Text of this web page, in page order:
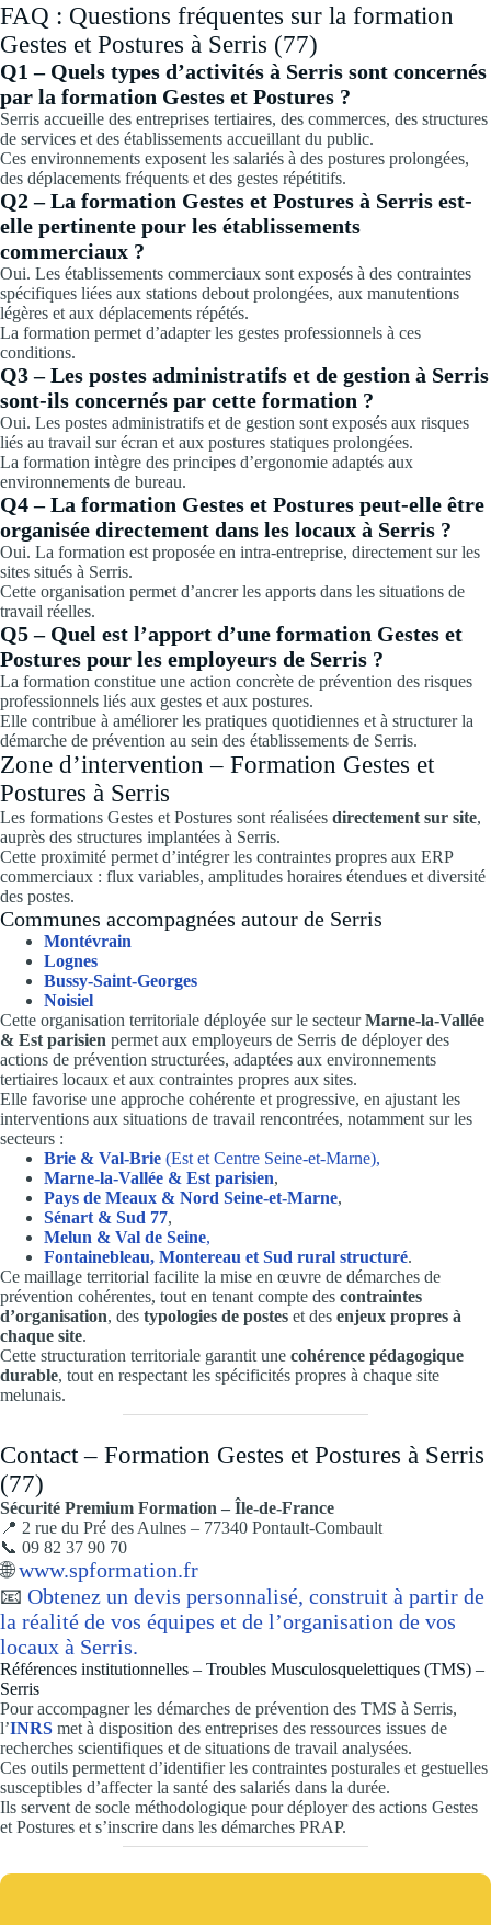
FAQ : Questions fréquentes sur la formation
Gestes et Postures à Serris (77)
Q1 – Quels types d’activités à Serris sont concernés
par la formation Gestes et Postures ?
Serris accueille des entreprises tertiaires, des commerces, des structures
de services et des établissements accueillant du public.
Ces environnements exposent les salariés à des postures prolongées,
des déplacements fréquents et des gestes répétitifs.
Q2 – La formation Gestes et Postures à Serris est-
elle pertinente pour les établissements
commerciaux ?
Oui. Les établissements commerciaux sont exposés à des contraintes
spécifiques liées aux stations debout prolongées, aux manutentions
légères et aux déplacements répétés.
La formation permet d’adapter les gestes professionnels à ces
conditions.
Q3 – Les postes administratifs et de gestion à Serris
sont-ils concernés par cette formation ?
Oui. Les postes administratifs et de gestion sont exposés aux risques
liés au travail sur écran et aux postures statiques prolongées.
La formation intègre des principes d’ergonomie adaptés aux
environnements de bureau.
Q4 – La formation Gestes et Postures peut-elle être
organisée directement dans les locaux à Serris ?
Oui. La formation est proposée en intra-entreprise, directement sur les
sites situés à Serris.
Cette organisation permet d’ancrer les apports dans les situations de
travail réelles.
Q5 – Quel est l’apport d’une formation Gestes et
Postures pour les employeurs de Serris ?
La formation constitue une action concrète de prévention des risques
professionnels liés aux gestes et aux postures.
Elle contribue à améliorer les pratiques quotidiennes et à structurer la
démarche de prévention au sein des établissements de Serris.
Zone d’intervention – Formation Gestes et
Postures à Serris
Les formations Gestes et Postures sont réalisées directement sur site,
auprès des structures implantées à Serris.
Cette proximité permet d’intégrer les contraintes propres aux ERP
commerciaux : flux variables, amplitudes horaires étendues et diversité
des postes.
Communes accompagnées autour de Serris
Montévrain
Lognes
Bussy-Saint-Georges
Noisiel
Cette organisation territoriale déployée sur le secteurMarne-la-Vallée
& Est parisien permet aux employeurs de Serris de déployer des
actions de prévention structurées, adaptées aux environnements
tertiaires locaux et aux contraintes propres aux sites.
Elle favorise une approche cohérente et progressive, en ajustant les
interventions aux situations de travail rencontrées, notamment sur les
secteurs :
Brie & Val-Brie (Est et Centre Seine-et-Marne),
Marne-la-Vallée & Est parisien,
Pays de Meaux & Nord Seine-et-Marne,
Sénart & Sud 77,
Melun & Val de Seine,
Fontainebleau, Montereau et Sud rural structuré.
Ce maillage territorial facilite la mise en œuvre de démarches de
prévention cohérentes, tout en tenant compte des contraintes
d’organisation, des typologies de postes et des enjeux propres à
chaque site.
Cette structuration territoriale garantit une cohérence pédagogique
durable, tout en respectant les spécificités propres à chaque site
melunais.
Contact – Formation Gestes et Postures à Serris
(77)
Sécurité Premium Formation – Île-de-France
📍 2 rue du Pré des Aulnes – 77340 Pontault-Combault
📞 09 82 37 90 70
🌐www.spformation.fr
📧 Obtenez un devis personnalisé, construit à partir de
la réalité de vos équipes et de l’organisation de vos
locaux à Serris.
Références institutionnelles – Troubles Musculosquelettiques (TMS) –
Serris
Pour accompagner les démarches de prévention des TMS à Serris,
l’INRS met à disposition des entreprises des ressources issues de
recherches scientifiques et de situations de travail analysées.
Ces outils permettent d’identifier les contraintes posturales et gestuelles
susceptibles d’affecter la santé des salariés dans la durée.
Ils servent de socle méthodologique pour déployer des actions Gestes
et Postures et s’inscrire dans les démarches PRAP.